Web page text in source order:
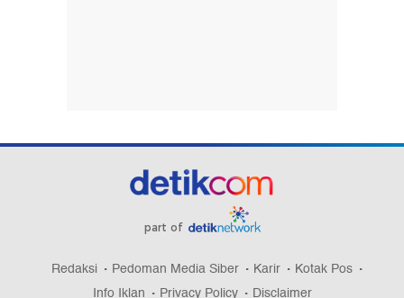
part of
Redaksi Pedoman Media Siber Karir
Kotak Pos
Info Iklan
Privacy Policy Disclaimer